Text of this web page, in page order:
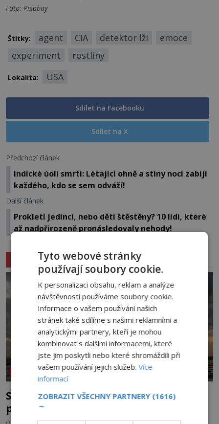
Foto: Pixabay
Štítky: agent CIA detektor lži
emoce
experiment
rostliny
Lokalita: USA
Sdílet na Facebooku
Sdílet na X
Předchozí článek
Indické úolí smrti: Létající ohně a stíny noci zabijí
každého, kdo se sem odváží!
Další článek
Prokletí jedinci, nebo děti štěstěny? 10 lidí, které
až nadpřirozeně pronásledovaly nehody!
Související články
NEOBJASNĚNÉ UDÁLOSTI
Strašidelná pláž Dumas: Je černý písek
podhoubím, ze kterého roste zlo?
OD MIREK BRÁT 6.8.2026 4.3TIS
Tyto webové stránky
používají soubory cookie.
K personalizaci obsahu, reklam a analýze
návštěvnosti používáme soubory cookie.
Informace o vašem používání našich
stránek také sdílíme s našimi reklamními a
analytickými partnery, kteří je mohou
kombinovat s dalšími informacemi, které
jste jim poskytli nebo které shromáždili při
vašem používání jejich služeb.Více
informací
ZOBRAZIT VŠECHNY PARTNERY (1616)
→